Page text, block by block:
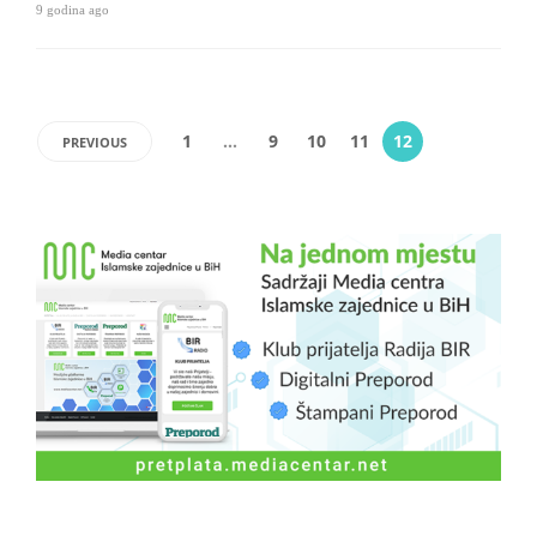
9 godina ago
PREVIOUS 1 … 9 10 11 12